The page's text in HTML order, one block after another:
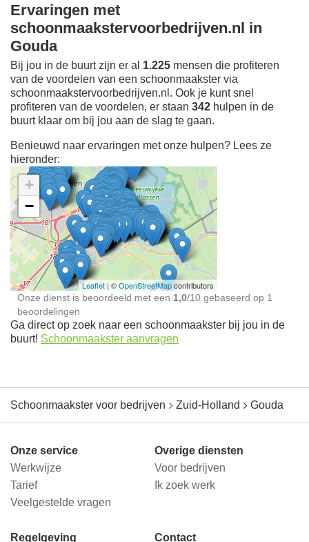
Ervaringen met
schoonmaakstervoorbedrijven.nl in
Gouda
Bij jou in de buurt zijn er al 1.225 mensen die profiteren
van de voordelen van een schoonmaakster via
schoonmaakstervoorbedrijven.nl. Ook je kunt snel
profiteren van de voordelen, er staan 342 hulpen in de
buurt klaar om bij jou aan de slag te gaan.
Benieuwd naar ervaringen met onze hulpen? Lees ze
hieronder:
Ontdek meer ervaringen
Schoonmaakster bij
jou in de buurt
+
−
Leaflet | ©OpenStreetMapcontributors
Onze dienst is beoordeeld met een 1,0/10 gebaseerd op 1
beoordelingen
Ga direct op zoek naar een schoonmaakster bij jou in de
buurt! Schoonmaakster aanvragen
Schoonmaakster voor bedrijven Zuid-Holland Gouda
Onze service
Werkwijze
Tarief
Veelgestelde vragen
Overige diensten
Voor bedrijven
Ik zoek werk
Regelgeving Contact